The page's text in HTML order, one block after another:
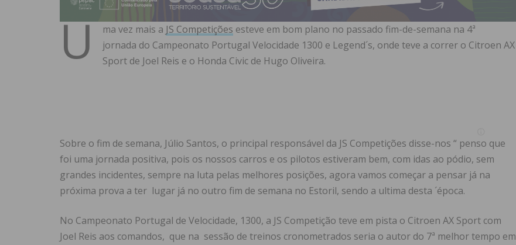
U ma vez mais a JS Competições esteve em bom plano no passado fim-de-semana na 4ª
jornada do Campeonato Portugal Velocidade 1300 e Legend´s, onde teve a correr o Citroen AX
Sport de Joel Reis e o Honda Civic de Hugo Oliveira.
Sobre o fim de semana, Júlio Santos, o principal responsável da JS Competições disse-nos “ penso que
foi uma jornada positiva, pois os nossos carros e os pilotos estiveram bem, com idas ao pódio, sem
grandes incidentes, sempre na luta pelas melhores posições, agora vamos começar a pensar já na
próxima prova a ter lugar já no outro fim de semana no Estoril, sendo a ultima desta ´época.
No Campeonato Portugal de Velocidade, 1300, a JS Competição teve em pista o Citroen AX Sport com
Joel Reis aos comandos, que na sessão de treinos cronometrados seria o autor do 7ª melhor tempo em